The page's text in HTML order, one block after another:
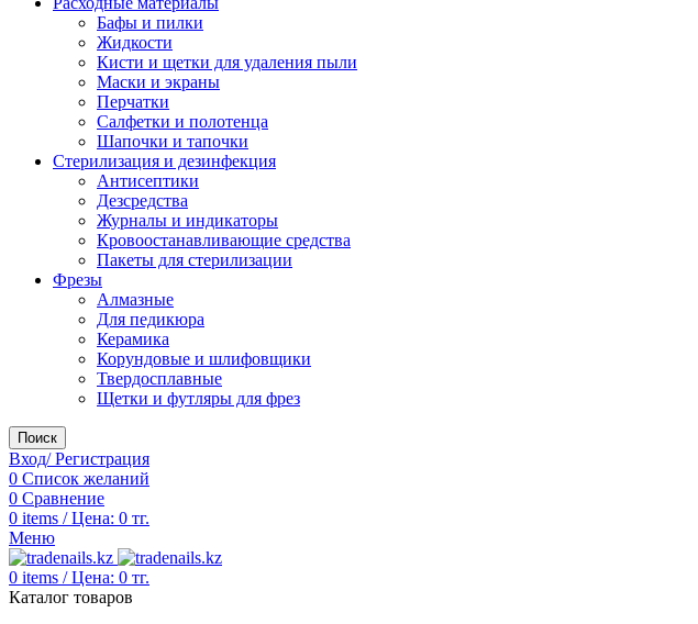
Бафы и пилки
Жидкости
Кисти и щетки для удаления пыли
Маски и экраны
Перчатки
Салфетки и полотенца
Шапочки и тапочки
Стерилизация и дезинфекция
Антисептики
Дезсредства
Журналы и индикаторы
Кровоостанавливающие средства
Пакеты для стерилизации
Фрезы
Алмазные
Для педикюра
Керамика
Корундовые и шлифовщики
Твердосплавные
Щетки и футляры для фрез
Поиск
Вход/ Регистрация
0 Список желаний
0 Сравнение
0 items / Цена: 0 тг.
Меню
0 items / Цена: 0 тг.
Каталог товаров